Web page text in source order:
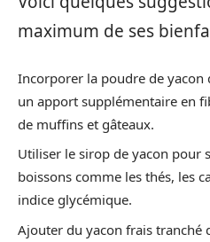
maximum de ses
Incorporer la poudre de yacon
un apport supplémentaire en
de muffins et gâteaux.
Utiliser le sirop de yacon pour
boissons comme les thés, les
indice glycémique.
Ajouter du yacon frais tranché